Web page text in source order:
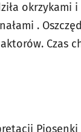
okrzykami
.
Czas